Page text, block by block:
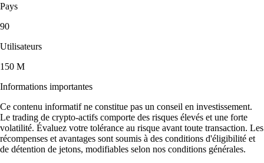
Pays
90
Utilisateurs
150 M
Informations importantes
Ce contenu informatif ne constitue pas un conseil en investissement.
Le trading de crypto-actifs comporte des risques élevés et une forte
volatilité. Évaluez votre tolérance au risque avant toute transaction. Les
récompenses et avantages sont soumis à des conditions d'éligibilité et
de détention de jetons, modifiables selon nos conditions générales.